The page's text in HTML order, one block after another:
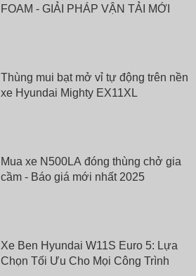
FOAM - GIẢI PHÁP VẬN TẢI MỚI
Thùng mui bạt mở vỉ tự động trên nền
xe Hyundai Mighty EX11XL
Mua xe N500LA đóng thùng chở gia
cầm - Báo giá mới nhất 2025
Xe Ben Hyundai W11S Euro 5: Lựa
Chọn Tối Ưu Cho Mọi Công Trình